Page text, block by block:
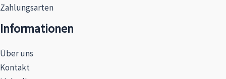
Zahlungsarten
Informationen
Über uns
Kontakt